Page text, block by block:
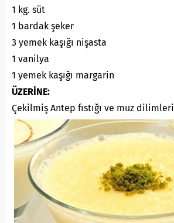
1 kg. süt
1 bardak şeker
3 yemek kaşığı nişasta
1 vanilya
1 yemek kaşığı margarin
ÜZERİNE:
Çekilmiş Antep fıstığı ve muz dilimleri